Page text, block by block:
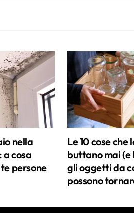
nella
cosa
persone
Le 10 cose che
buttano mai (e
gli oggetti da
possono